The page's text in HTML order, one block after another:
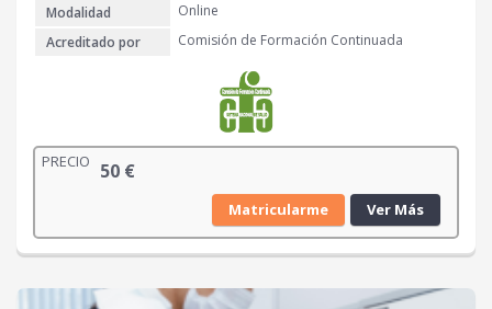
Modalidad
Online
Acreditado por
Comisión de Formación Continuada
PRECIO 50 €
Matricularme Ver Más